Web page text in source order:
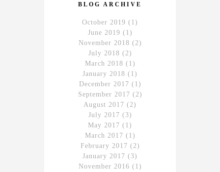
BLOG ARCHIVE
October 2019 (1)
June 2019 (1)
November 2018 (2)
July 2018 (2)
March 2018 (1)
January 2018 (1)
December 2017 (1)
September 2017 (2)
August 2017 (2)
July 2017 (3)
May 2017 (1)
March 2017 (1)
February 2017 (2)
January 2017 (3)
November 2016 (1)